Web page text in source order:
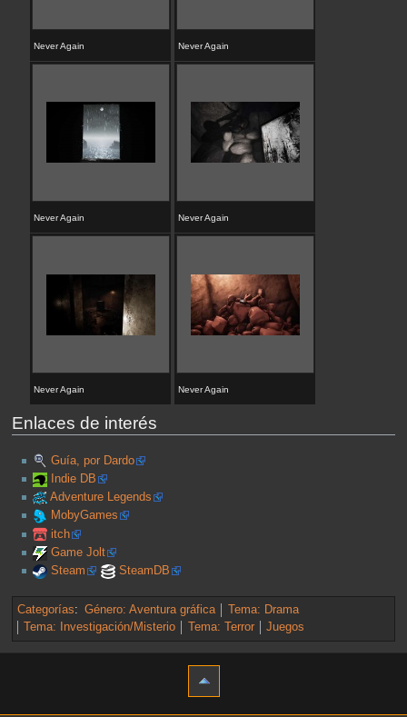
Never Again Never Again
Never Again Never Again
Never Again Never Again
Enlaces de interés
Guía, por Dardo
Indie DB
Adventure Legends
MobyGames
itch
Game Jolt
Steam
SteamDB
Categorías: Género: Aventura gráfica
Tema: Drama
Tema: Investigación/Misterio
Tema: Terror Juegos